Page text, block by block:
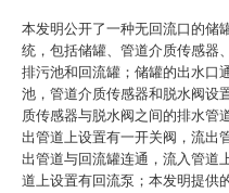
本发明公开了一种无回流口的储
统，包括储罐、管道介质传感器
排污池和回流罐；储罐的出水口
池，管道介质传感器和脱水阀设
质传感器与脱水阀之间的排水管
出管道上设置有一开关阀，流出
出管道与回流罐连通，流入管道
道上设置有回流泵；本发明提供